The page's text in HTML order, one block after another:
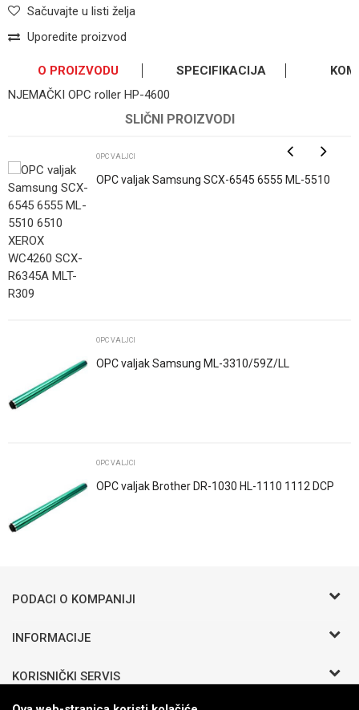
Sačuvajte u listi želja
Uporedite proizvod
O PROIZVODU SPECIFIKACIJA
NJEMAČKI OPC roller HP-4600
OPC valjci
Email
Poruka
POŠALJI
SLIČNI PROIZVODI
OPC VALJCI
OPC valjak Samsung SCX-6545 6555 ML-5510
OPC VALJCI
OPC valjak Samsung ML-3310/59Z/LL
OPC VALJCI
OPC valjak Brother DR-1030 HL-1110 1112 DCP
PODACI O KOMPANIJI
BIRO COMMERCE D.O.O
Bosanska b.b.
INFORMACIJE
Zaposlenje
Saradnja
KORISNIČKI SERVIS
Uslovi korišćenja i prodaje